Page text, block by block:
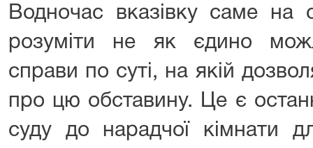
Водночас вказівку саме на
розуміти не як єдино
справи по суті, на якій
про цю обставину. Це є
суду до нарадчої кімнати